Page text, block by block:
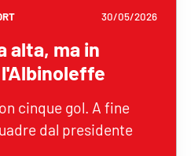
30/05/2026
alta, ma in
l'Albinoleffe
cinque gol. A fine
dal presidente